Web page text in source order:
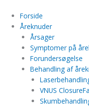
indholdet
Forside
Åreknuder
Årsager
Symptomer på
Forundersøgelse
Behandling af
VNUS